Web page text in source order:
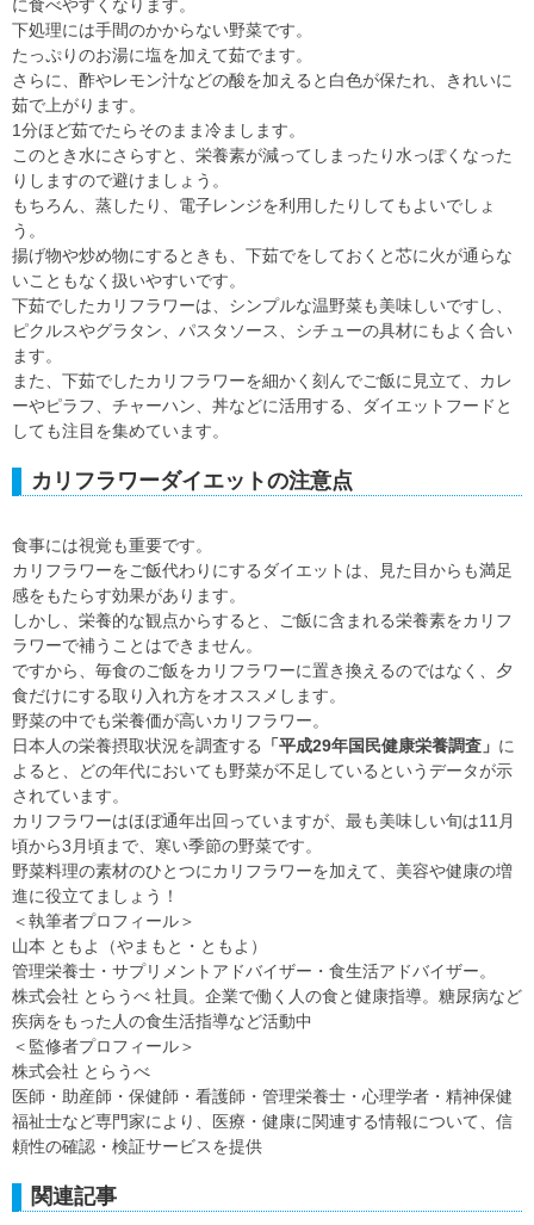
に食べやすくなります。
下処理には手間のかからない野菜です。
たっぷりのお湯に塩を加えて茹でます。
さらに、酢やレモン汁などの酸を加えると白色が保たれ、きれいに
茹で上がります。
1分ほど茹でたらそのまま冷まします。
このとき水にさらすと、栄養素が減ってしまったり水っぽくなった
りしますので避けましょう。
もちろん、蒸したり、電子レンジを利用したりしてもよいでしょ
う。
揚げ物や炒め物にするときも、下茹でをしておくと芯に火が通らな
いこともなく扱いやすいです。
下茹でしたカリフラワーは、シンプルな温野菜も美味しいですし、
ピクルスやグラタン、パスタソース、シチューの具材にもよく合い
ます。
また、下茹でしたカリフラワーを細かく刻んでご飯に見立て、カレ
ーやピラフ、チャーハン、丼などに活用する、ダイエットフードと
しても注目を集めています。
カリフラワーダイエットの注意点
食事には視覚も重要です。
カリフラワーをご飯代わりにするダイエットは、見た目からも満足
感をもたらす効果があります。
しかし、栄養的な観点からすると、ご飯に含まれる栄養素をカリフ
ラワーで補うことはできません。
ですから、毎食のご飯をカリフラワーに置き換えるのではなく、夕
食だけにする取り入れ方をオススメします。
野菜の中でも栄養価が高いカリフラワー。
日本人の栄養摂取状況を調査する
「平成29年国民健康栄養調査」 に
よると、どの年代においても野菜が不足しているというデータが示
されています。
カリフラワーはほぼ通年出回っていますが、最も美味しい旬は11月
頃から3月頃まで、寒い季節の野菜です。
野菜料理の素材のひとつにカリフラワーを加えて、美容や健康の増
進に役立てましょう！
＜執筆者プロフィール＞
山本 ともよ（やまもと・ともよ）
管理栄養士・サプリメントアドバイザー・食生活アドバイザー。
株式会社 とらうべ 社員。企業で働く人の食と健康指導。糖尿病など
疾病をもった人の食生活指導など活動中
＜監修者プロフィール＞
株式会社 とらうべ
医師・助産師・保健師・看護師・管理栄養士・心理学者・精神保健
福祉士など専門家により、医療・健康に関連する情報について、信
頼性の確認・検証サービスを提供
関連記事